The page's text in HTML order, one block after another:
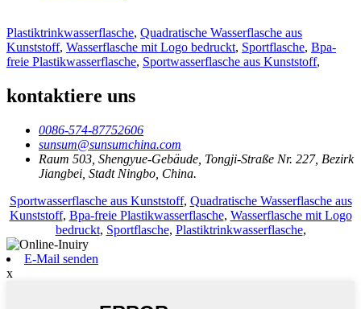
Plastiktrinkwasserflasche, Quadratische Wasserflasche aus
Kunststoff, Wasserflasche mit Logo bedruckt, Sportflasche, Bpa-
freie Plastikwasserflasche, Sportwasserflasche aus Kunststoff,
kontaktiere uns
0086-574-87752606
sunsum@sunsumchina.com
Raum 503, Shengyue-Gebäude, Tongji-Straße Nr. 227, Bezirk
Jiangbei, Stadt Ningbo, China.
Sportwasserflasche aus Kunststoff, Quadratische Wasserflasche aus
Kunststoff, Bpa-freie Plastikwasserflasche, Wasserflasche mit Logo
bedruckt, Sportflasche, Plastiktrinkwasserflasche,
E-Mail senden
x